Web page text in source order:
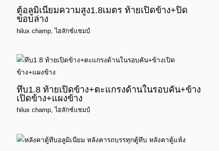
ตู้อลูมิเนียมความสูง1.8เมตร ท้ายเปิดข้าง+ปิด
ขอบล่าง
hilux champ ,ไฮลักซ์แชมป์
ทึบ1.8 ท้ายเปิดข้าง+ตะแกรงด้านในรอบคัน+ข้าง
เปิดข้าง+แผงข้าง
hilux champ,ไฮลักซ์แชมป์